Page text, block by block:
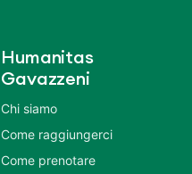
Humanitas
Gavazzeni
Chi siamo
Come raggiungerci
Come prenotare